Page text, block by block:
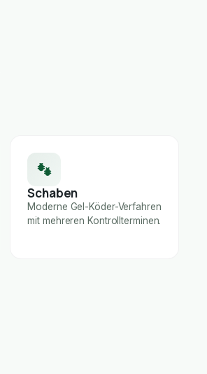
Schaben
Moderne Gel-Köder-Verfahren
mit mehreren Kontrollterminen.